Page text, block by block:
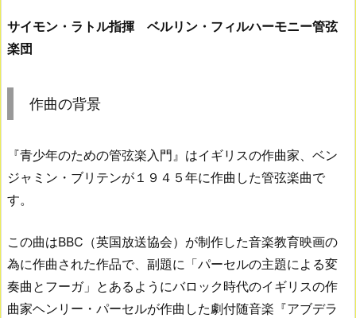
サイモン・ラトル指揮 ベルリン・フィルハーモニー管弦
楽団
作曲の背景
『青少年のための管弦楽入門』はイギリスの作曲家、ベン
ジャミン・ブリテンが１９４５年に作曲した管弦楽曲で
す。
この曲はBBC（英国放送協会）が制作した音楽教育映画の
為に作曲された作品で、副題に「パーセルの主題による変
奏曲とフーガ」とあるようにバロック時代のイギリスの作
曲家ヘンリー・パーセルが作曲した劇付随音楽『アブデラ